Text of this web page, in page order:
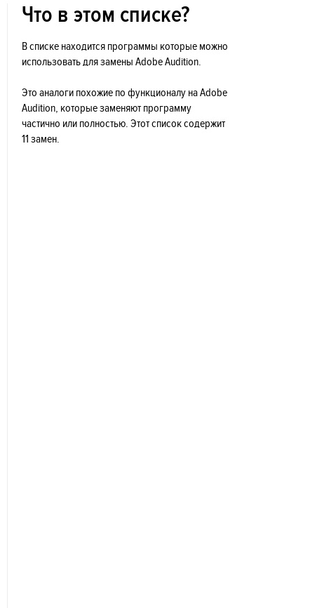
Что в этом списке?
В списке находится программы которые можно
использовать для замены Adobe Audition.
Это аналоги похожие по функционалу на Adobe
Audition, которые заменяют программу
частично или полностью. Этот список содержит
11 замен.